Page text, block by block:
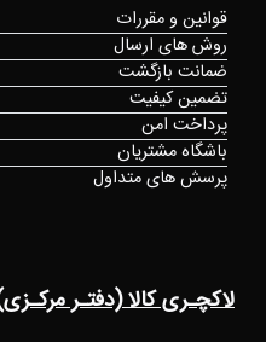
لاکچـری کالا (دفتـر
قوانین و مقررات
روش های ارسال
ضمانت بازگشت
تضمین کیفیت
پرداخت امن
باشگاه مشتریان
پرسش های متداول